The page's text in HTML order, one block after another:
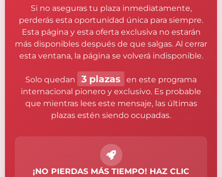
Si no aseguras tu plaza inmediatamente,
perderás esta oportunidad única para siempre.
Esta página y esta oferta exclusiva no estarán
más disponibles después de que salgas. Al cerrar
esta ventana, la página se volverá indisponible.
Solo quedan 3 plazas
en este programa
internacional pionero y exclusivo. Es probable
que mientras lees este mensaje, las últimas
plazas estén siendo ocupadas.
¡NO PIERDAS MÁS TIEMPO! HAZ CLIC